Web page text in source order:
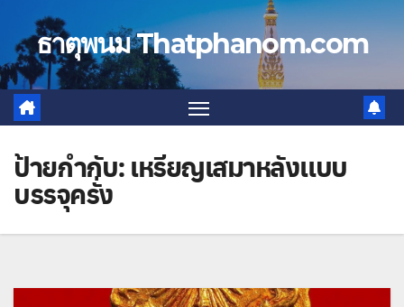
contentธาตุพนม Thatphanom.com
ป้ายกำกับ:เหรียญเสมาหลังแบบ
บรรจุครั่ง